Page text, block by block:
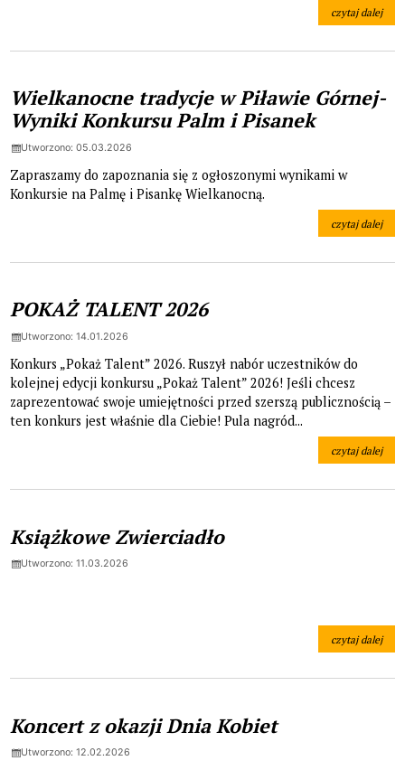
czytaj dalej
na temat:
Wielkanocne tradycje w Piławie Górnej-
Wyniki Konkursu Palm i Pisanek
Utworzono: 05.03.2026
Zapraszamy do zapoznania się z ogłoszonymi wynikami w
Konkursie na Palmę i Pisankę Wielkanocną.
czytaj dalej
na temat:
POKAŻ TALENT 2026
Utworzono: 14.01.2026
Konkurs „Pokaż Talent” 2026. Ruszył nabór uczestników do
kolejnej edycji konkursu „Pokaż Talent” 2026! Jeśli chcesz
zaprezentować swoje umiejętności przed szerszą publicznością –
ten konkurs jest właśnie dla Ciebie! Pula nagród...
czytaj dalej
na temat:
Książkowe Zwierciadło
Utworzono: 11.03.2026
czytaj dalej
na temat:
Koncert z okazji Dnia Kobiet
Utworzono: 12.02.2026